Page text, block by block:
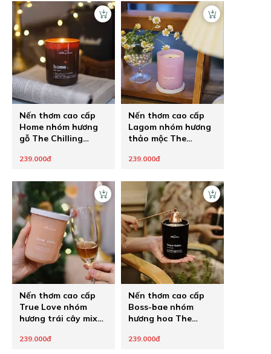
Nến thơm cao cấp
Home nhóm hương
gỗ The Chilling
239.000đ
Nến thơm cao cấp
Lagom nhóm hương
thảo mộc The
239.000đ
Nến thơm cao cấp
True Love nhóm
hương trái cây mix
Home
239.000đ
Nến thơm cao cấp
Boss-bae nhóm
hương hoa The
239.000đ